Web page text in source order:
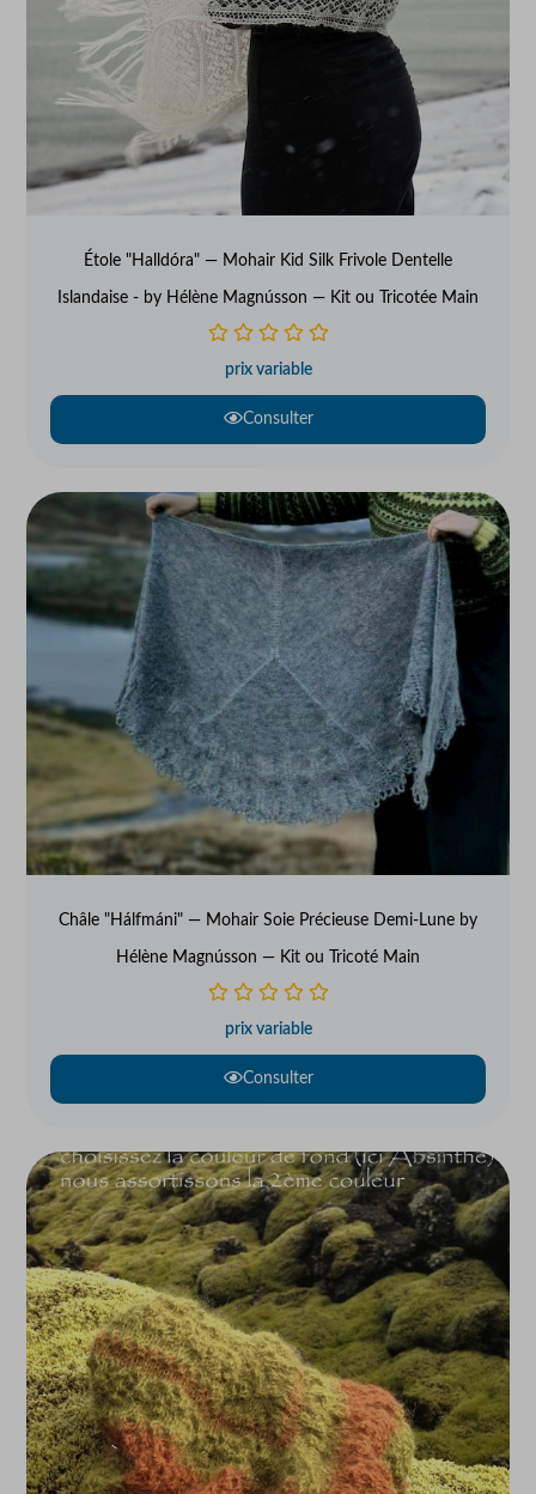
Étole "Halldóra" — Mohair Kid Silk Frivole Dentelle
Islandaise - by Hélène Magnússon — Kit ou Tricotée Main
prix variable
Consulter
Châle "Hálfmáni" — Mohair Soie Précieuse Demi-Lune by
Hélène Magnússon — Kit ou Tricoté Main
prix variable
Consulter